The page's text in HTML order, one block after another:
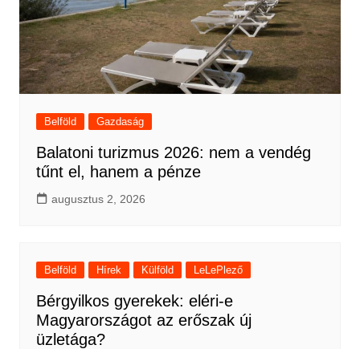
Belföld Gazdaság
Balatoni turizmus 2026: nem a vendég
tűnt el, hanem a pénze
augusztus 2, 2026
Belföld Hírek Külföld LeLePlező
Bérgyilkos gyerekek: eléri-e
Magyarországot az erőszak új
üzletága?